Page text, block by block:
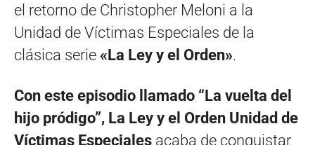
el retorno de Christopher Meloni a la
Unidad de Víctimas Especiales de la
clásica serie «La Ley y el Orden».
Con este episodio llamado “La vuelta del
hijo pródigo”, La Ley y el Orden Unidad de
Víctimas Especiales acaba de conquistar